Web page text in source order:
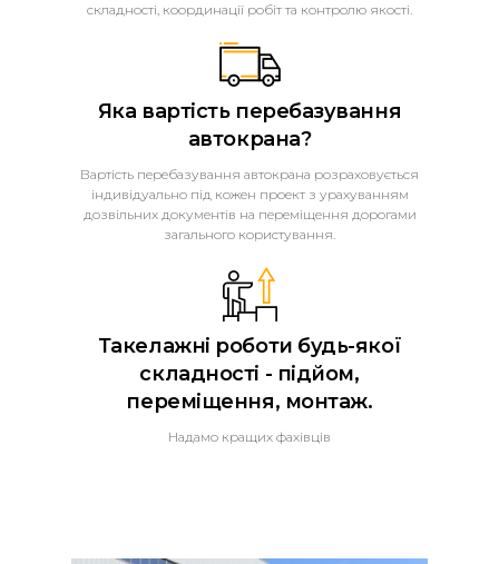
складності, координації робіт та контролю якості.
Яка вартість перебазування
автокрана?
Вартість перебазування автокрана розраховується
індивідуально під кожен проект з урахуванням
дозвільних документів на переміщення дорогами
загального користування.
Такелажні роботи будь-якої
складності - підйом,
переміщення, монтаж.
Надамо кращих фахівців